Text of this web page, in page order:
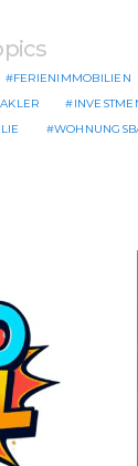
FERIENIMMOBILIEN